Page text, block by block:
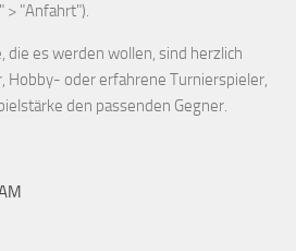
> "Anfahrt").
die es werden wollen, sind herzlich
Hobby- oder erfahrene Turnierspieler,
den passenden Gegner.